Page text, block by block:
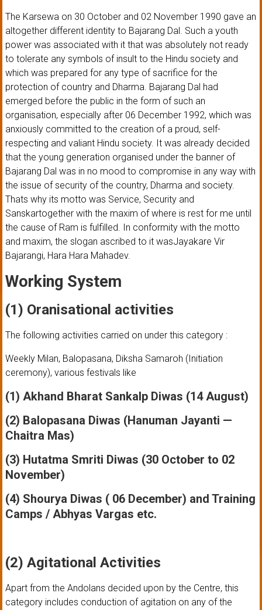
The Karsewa on 30 October and 02 November 1990 gave an
altogether different identity to Bajarang Dal. Such a youth
power was associated with it that was absolutely not ready
to tolerate any symbols of insult to the Hindu society and
which was prepared for any type of sacrifice for the
protection of country and Dharma. Bajarang Dal had
emerged before the public in the form of such an
organisation, especially after 06 December 1992, which was
anxiously committed to the creation of a proud, self-
respecting and valiant Hindu society. It was already decided
that the young generation organised under the banner of
Bajarang Dal was in no mood to compromise in any way with
the issue of security of the country, Dharma and society.
Thats why its motto was Service, Security and
Sanskartogether with the maxim of where is rest for me until
the cause of Ram is fulfilled. In conformity with the motto
and maxim, the slogan ascribed to it wasJayakare Vir
Bajarangi, Hara Hara Mahadev.
Working System
(1) Oranisational activities
The following activities carried on under this category :
Weekly Milan, Balopasana, Diksha Samaroh (Initiation
ceremony), various festivals like
(1) Akhand Bharat Sankalp Diwas (14 August)
(2) Balopasana Diwas (Hanuman Jayanti —
Chaitra Mas)
(3) Hutatma Smriti Diwas (30 October to 02
November)
(4) Shourya Diwas ( 06 December) and Training
Camps / Abhyas Vargas etc.
(2) Agitational Activities
Apart from the Andolans decided upon by the Centre, this
category includes conduction of agitation on any of the